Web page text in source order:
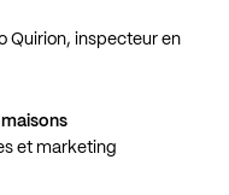
Quirion, inspecteur en
et marketing